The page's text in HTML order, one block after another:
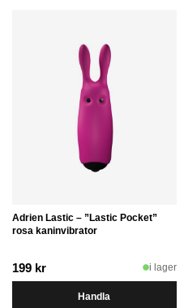
Adrien Lastic – ”Lastic Pocket”
rosa kaninvibrator
199 kr i lager
Handla